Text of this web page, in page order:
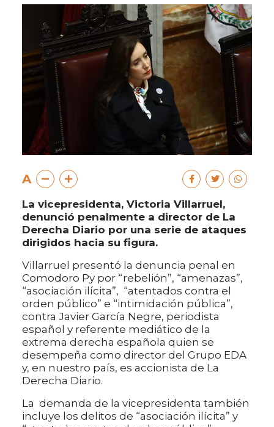
A
La vicepresidenta, Victoria Villarruel,
denunció penalmente a director de La
Derecha Diario por una serie de ataques
dirigidos hacia su figura.
Villarruel presentó la denuncia penal en
Comodoro Py por “rebelión”, “amenazas”,
“asociación ilícita”, “atentados contra el
orden público” e “intimidación pública”,
contra Javier García Negre, periodista
español y referente mediático de la
extrema derecha española quien se
desempeña como director del Grupo EDA
y, en nuestro país, es accionista de La
Derecha Diario.
La demanda de la vicepresidenta también
incluye los delitos de “asociación ilícita” y